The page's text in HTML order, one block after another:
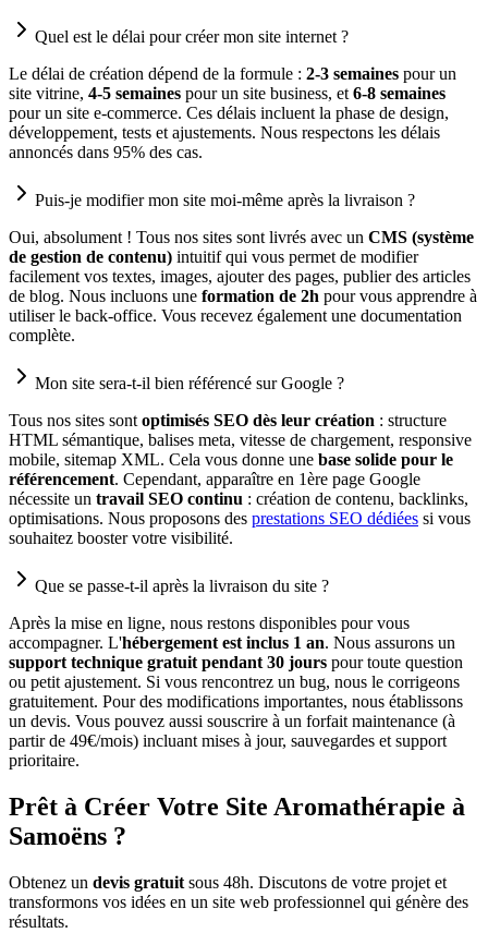
Quel est le délai pour créer mon site internet ?
Le délai de création dépend de la formule : 2-3 semaines pour un
site vitrine, 4-5 semaines pour un site business, et 6-8 semaines
pour un site e-commerce. Ces délais incluent la phase de design,
développement, tests et ajustements. Nous respectons les délais
annoncés dans 95% des cas.
Puis-je modifier mon site moi-même après la livraison ?
Oui, absolument ! Tous nos sites sont livrés avec un CMS (système
de gestion de contenu) intuitif qui vous permet de modifier
facilement vos textes, images, ajouter des pages, publier des articles
de blog. Nous incluons une formation de 2h pour vous apprendre à
utiliser le back-office. Vous recevez également une documentation
complète.
Mon site sera-t-il bien référencé sur Google ?
Tous nos sites sont optimisés SEO dès leur création : structure
HTML sémantique, balises meta, vitesse de chargement, responsive
mobile, sitemap XML. Cela vous donne une base solide pour le
référencement. Cependant, apparaître en 1ère page Google
nécessite un travail SEO continu : création de contenu, backlinks,
optimisations. Nous proposons des prestations SEO dédiées si vous
souhaitez booster votre visibilité.
Que se passe-t-il après la livraison du site ?
Après la mise en ligne, nous restons disponibles pour vous
accompagner. L'hébergement est inclus 1 an. Nous assurons un
support technique gratuit pendant 30 jours pour toute question
ou petit ajustement. Si vous rencontrez un bug, nous le corrigeons
gratuitement. Pour des modifications importantes, nous établissons
un devis. Vous pouvez aussi souscrire à un forfait maintenance (à
partir de 49€/mois) incluant mises à jour, sauvegardes et support
prioritaire.
Prêt à Créer Votre Site Aromathérapie à
Samoëns ?
Obtenez un devis gratuit sous 48h. Discutons de votre projet et
transformons vos idées en un site web professionnel qui génère des
résultats.